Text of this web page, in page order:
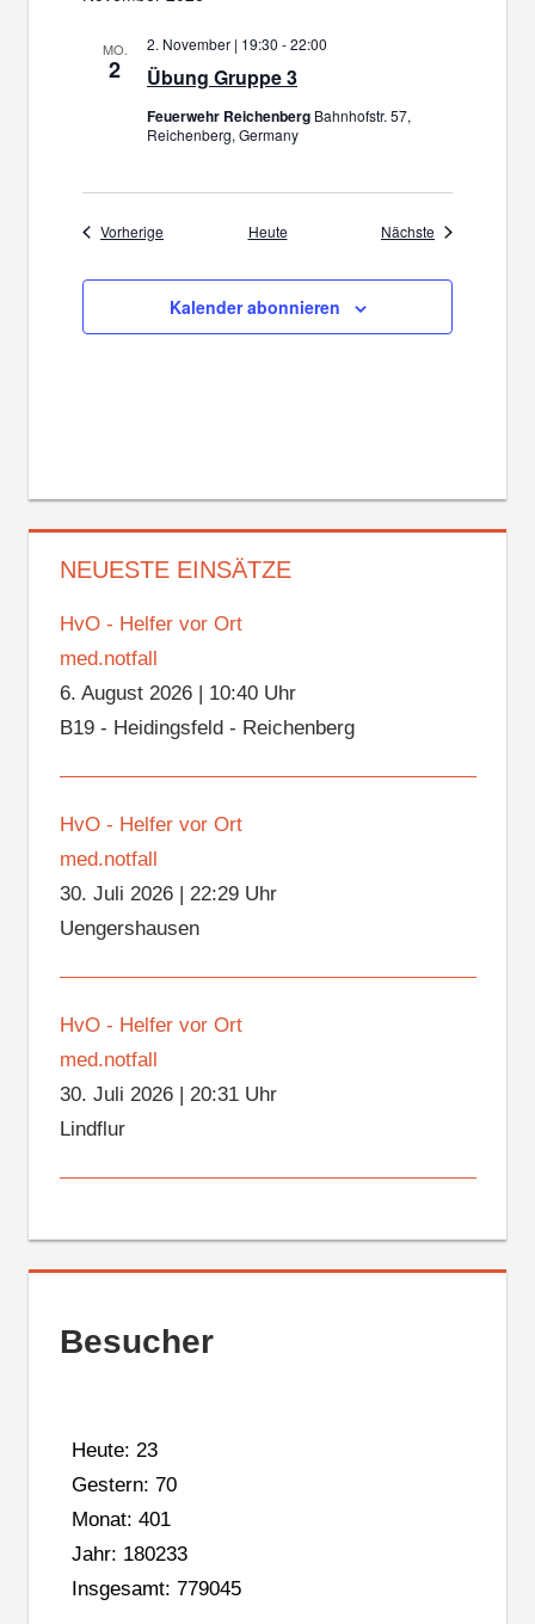
MO.
2 Übung Gruppe 3
2. November | 19:30 -22:00
Feuerwehr Reichenberg Bahnhofstr. 57,
Reichenberg, Germany
Vorherige VeranstaltungenHeute Nächste
Kalender abonnieren
NEUESTE EINSÄTZE
HvO - Helfer vor Ort
med.notfall
6. August 2026| 10:40 Uhr
B19 - Heidingsfeld - Reichenberg
HvO - Helfer vor Ort
med.notfall
30. Juli 2026| 22:29 Uhr
Uengershausen
HvO - Helfer vor Ort
med.notfall
30. Juli 2026| 20:31 Uhr
Lindflur
Besucher
Heute: 23
Gestern: 70
Monat: 401
Jahr: 180233
Insgesamt: 779045